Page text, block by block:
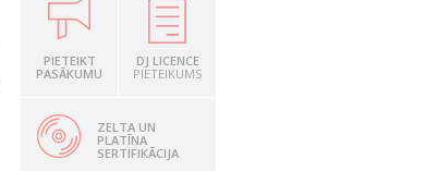
PIETEIKT
PASĀKUMU
DJ LICENCE
PIETEIKUMS
ZELTA UN
PLATĪNA
SERTIFIKĀCIJA